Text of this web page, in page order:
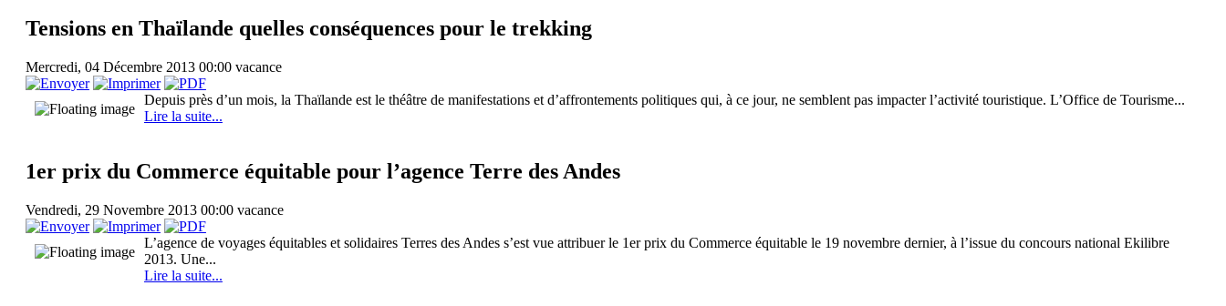
Tensions en Thaïlande quelles conséquences pour le trekking
Mercredi, 04 Décembre 2013 00:00 vacance
Depuis près d’un mois, la Thaïlande est le théâtre de manifestations et d’affrontements politiques qui, à ce jour, ne semblent pas impacter l’activité touristique. L’Office de Tourisme...
Lire la suite...
1er prix du Commerce équitable pour l’agence Terre des Andes
Vendredi, 29 Novembre 2013 00:00 vacance
L’agence de voyages équitables et solidaires Terres des Andes s’est vue attribuer le 1er prix du Commerce équitable le 19 novembre dernier, à l’issue du concours national Ekilibre
2013. Une...
Lire la suite...